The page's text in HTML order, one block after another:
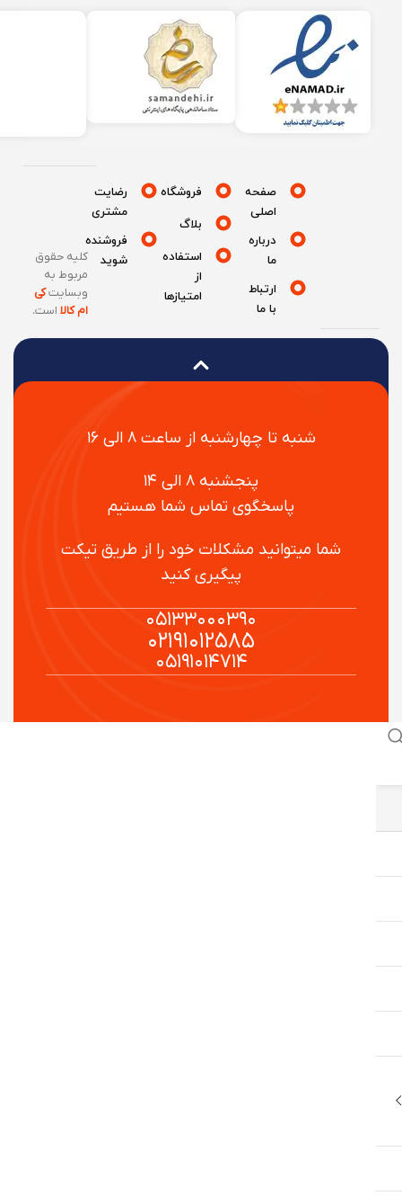
شنبه تا چهارشنبه از ساعت ۸ الی ۱۶
پنجشنبه ۸ الی ۱۴
پاسخگوی تماس شما هستیم
شما میتوانید مشکلات خود را از طریق تیکت
پیگیری کنید
۰۵۱۳۳۰۰۰۳۹۰
۰۲۱۹۱۰۱۲۵۸۵
۰۵۱۹۱۰۱۴۷۱۴
صفحه
درباره
ارتباط
فروشگاه
بلاگ
استفاده
امتیازها
رضایت
مشتری
فروشنده
شوید
کلیه حقوق
مربوط به
وبسایتکی
ام کالااست.